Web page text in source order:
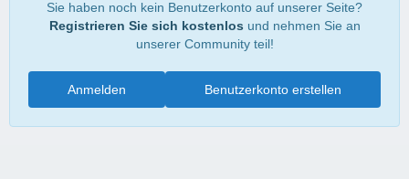
Sie haben noch kein Benutzerkonto auf unserer Seite?
Registrieren Sie sich kostenlos und nehmen Sie an
unserer Community teil!
Benutzerkonto erstellen
Anmelden